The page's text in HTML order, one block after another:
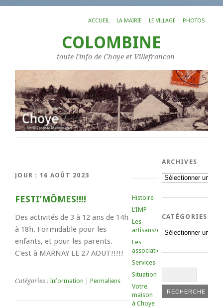
ACCUEIL LA MAIRIE LE VILLAGE PHOTOS
COLOMBINE
… toute l'info de Choye et Villefrancon
JOUR : 16 AOÛT 2023
FESTI’MÔMES!!!!
Des activités de 3 à 12 ans de 14h
à 18h. Formidable pour les
enfants, et pour les parents.
C’est à MARNAY LE 27 AOUT!!!!!
Catégories : Information Permaliens
Histoire
L’IMP
Les
artisans/commerçants
Les
associations
Services
Situation
Votre
maison
à Choye
ARCHIVES
Archives
CATÉGORIES
Catégories